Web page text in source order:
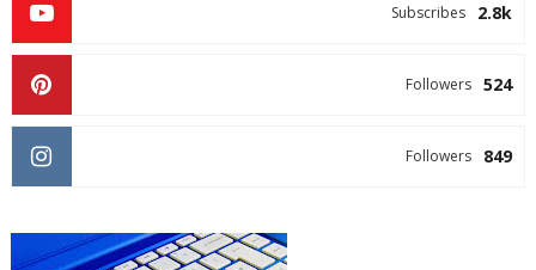
2.8k
Subscribes
524
Followers
849
Followers